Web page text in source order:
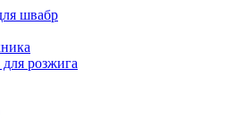
швабр
розжига